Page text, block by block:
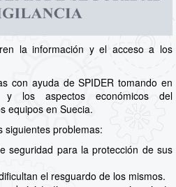
la información y el acceso a los
con ayuda de SPIDER tomando en
y los aspectos económicos del
equipos en Suecia.
siguientes problemas:
para la protección de sus
el resguardo de los mismos.